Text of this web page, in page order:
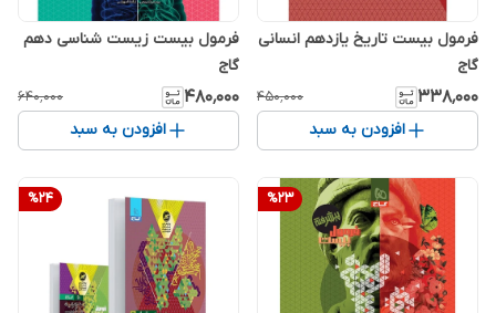
فرمول بیست تاریخ یازدهم انسانی
گاج
۳۳۸٬۰۰۰ ۴۵۰٬۰۰۰
افزودن به سبد
فرمول بیست زیست شناسی دهم
گاج
۴۸۰٬۰۰۰ ۶۴۰٬۰۰۰
افزودن به سبد
%23
%24